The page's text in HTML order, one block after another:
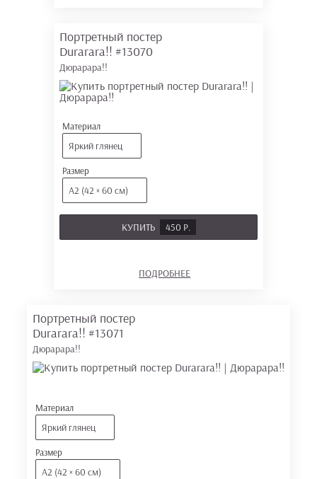
Портретный постер
Durarara!! #13070
Дюрарара!!
Материал
Яркий глянец
Размер
А2 (42 × 60 см)
КУПИТЬ 450 Р.
ПОДРОБНЕЕ
Портретный постер
Durarara!! #13071
Дюрарара!!
Материал
Яркий глянец
Размер
А2 (42 × 60 см)